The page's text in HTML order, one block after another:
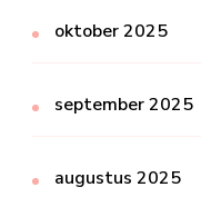
oktober 2025
september 2025
augustus 2025